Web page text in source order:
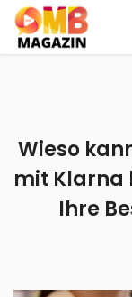
Wieso
mit Klarna
Ihre